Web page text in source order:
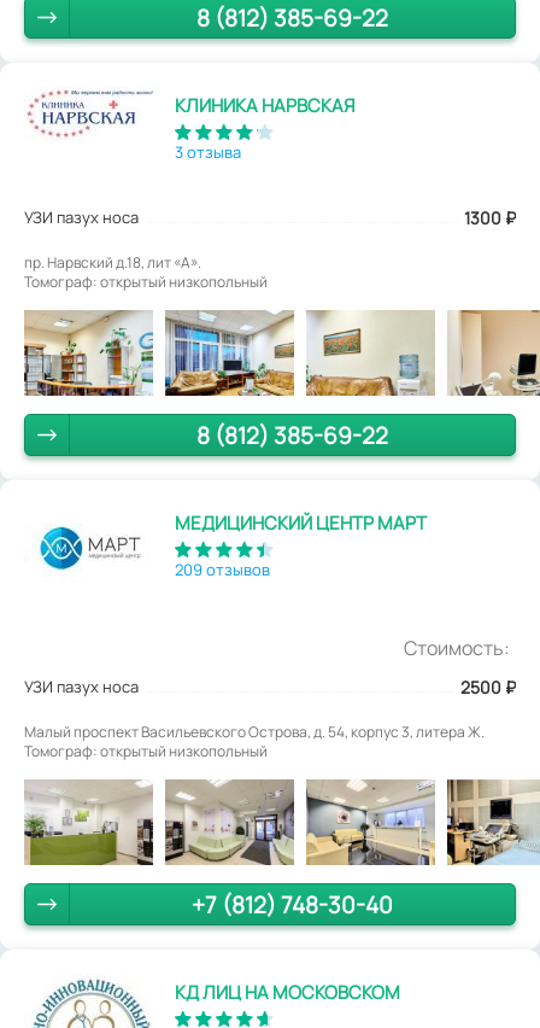
8 (812) 385-69-22
КЛИНИКА НАРВСКАЯ
3 отзыва
УЗИ пазух носа 1300 ₽
пр. Нарвский д.18, лит «А».
Томограф: открытый низкопольный
8 (812) 385-69-22
МЕДИЦИНСКИЙ ЦЕНТР МАРТ
209 отзывов
Стоимость:
УЗИ пазух носа 2500 ₽
Малый проспект Васильевского Острова, д. 54, корпус 3, литера Ж.
Томограф: открытый низкопольный
+7 (812) 748-30-40
КД ЛИЦ НА МОСКОВСКОМ